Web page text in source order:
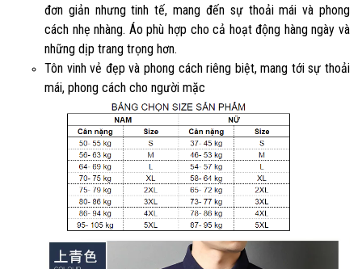
đơn giản nhưng tinh tế, mang đến sự thoải mái và phong
cách nhẹ nhàng. Áo phù hợp cho cả hoạt động hàng ngày và
những dịp trang trọng hơn.
Tôn vinh vẻ đẹp và phong cách riêng biệt, mang tới sự thoải
mái, phong cách cho người mặc